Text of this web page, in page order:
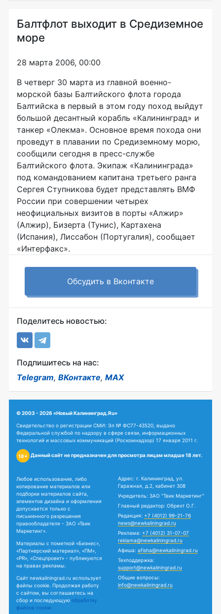
Балтфлот выходит в Средиземное
море
28 марта 2006, 00:00
В четверг 30 марта из главной военно-
морской базы Балтийского флота города
Балтийска в первый в этом году поход выйдут
большой десантный корабль «Калининград» и
танкер «Олекма». Основное время похода они
проведут в плавании по Средиземному морю,
сообщили сегодня в пресс-службе
Балтийского флота. Экипаж «Калининграда»
под командованием капитана третьего ранга
Сергея Ступникова будет представлять ВМФ
России при совершении четырех
неофициальных визитов в порты «Алжир»
(Алжир), Бизерта (Тунис), Картахена
(Испания), Лиссабон (Португалия), сообщает
«Интерфакс».
Обсудить в Вконтакте
Поделитесь новостью:
Подпишитесь на нас:
Telegram, ВКонтакте, MAX
© 2003 - 2026 «Новый Калининград.Ru»
Свидетельство о регистрации СМИ: Эл № ФС77-43520, выдано
Федеральной службой по надзору в сфере связи, информационных
технологий и массовых коммуникаций (Роскомнадзор) 17 января 2011 г.
18+ Данный сайт не предназначен для просмотра лицам младше 18 лет.
Любое использование, либо
копирование материалов или
подборки материалов сайта,
элементов дизайна и оформления
допускается только с
письменного разрешения
правообладателя - ЗАО «Твик
Маркетинг».
Материалы с пометкой «Бизнес»,
«Партнерский материал», «ПМ»,
«PR», «Спецпроект» - публикуются
на правах рекламы.
Сайт newkaliningrad.ru использует
файлы cookie. Продолжая работу
с сайтом, вы соглашаетесь на
сбор и последующую обработку
файлов cookie.
Адрес: г. Калининград, ул.
Гаражная, д.2, кабинет 308
Учредитель: ЗАО "Твик Маркетинг"
Главный редактор: Обрехт О.Г.
Редакция: +7 (4012) 99-21-76
news@newkaliningrad.ru
Реклама: +7 (4012) 31-07-07
reklama@newkaliningrad.ru
Афиша: afisha@newkaliningrad.ru
Техподдержка:
support@newkaliningrad.ru
Общие вопросы:
info@newkaliningrad.ru